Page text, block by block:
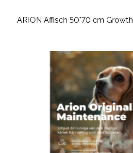
ARION Affisch 50*70 cm Growth